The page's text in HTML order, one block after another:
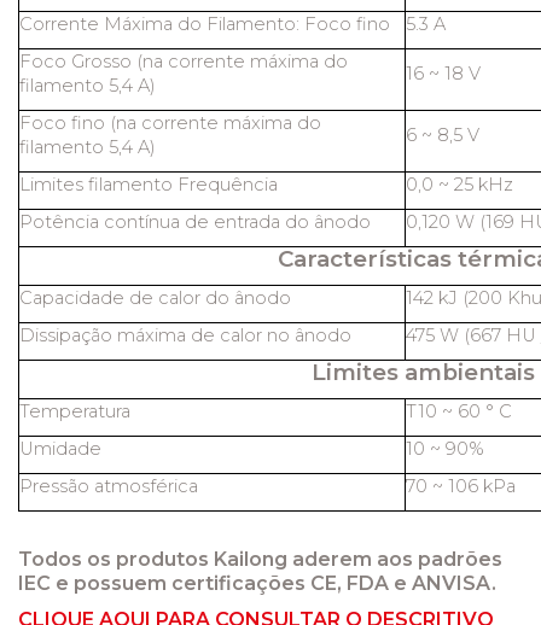
Corrente Máxima do Filamento: Foco fino
5.3 A
Foco Grosso (na corrente máxima do
filamento 5,4 A)
16 ~ 18 V
Foco fino (na corrente máxima do
filamento 5,4 A)
6 ~ 8,5 V
Limites filamento Frequência
0,0 ~ 25 kHz
Potência contínua de entrada do ânodo
0,120 W (169
Características
Capacidade de calor do ânodo
142 kJ (200
Dissipação máxima de calor no ânodo
475 W (667 HU
Limites ambientais
Temperatura
T10 ~ 60 ° C
Umidade
10 ~ 90%
Pressão atmosférica
70 ~ 106 kPa
Todos os produtos Kailong aderem aos padrões
IEC e possuem certificações CE, FDA e ANVISA.
CLIQUE AQUI PARA CONSULTAR O DESCRITIVO